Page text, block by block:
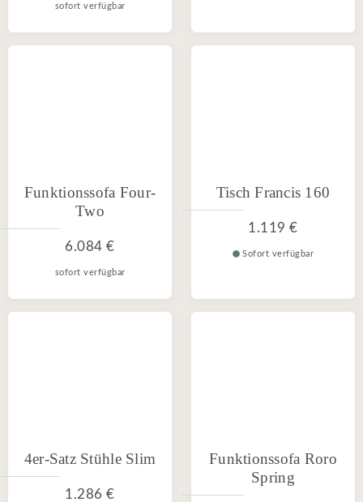
sofort verfügbar
Funktionssofa Four-
Two
6.084 €
sofort verfügbar
Tisch Francis 160
1.119 €
Sofort verfügbar
4er-Satz Stühle Slim
1.286 €
Funktionssofa Roro
Spring